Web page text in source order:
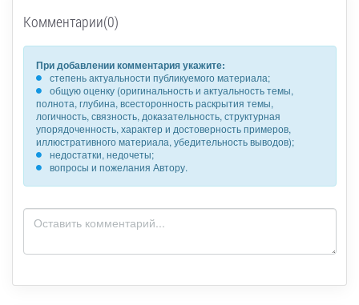
Комментарии(0)
При добавлении комментария укажите:
степень актуальности публикуемого материала;
общую оценку (оригинальность и актуальность темы,
полнота, глубина, всесторонность раскрытия темы,
логичность, связность, доказательность, структурная
упорядоченность, характер и достоверность примеров,
иллюстративного материала, убедительность выводов);
недостатки, недочеты;
вопросы и пожелания Автору.